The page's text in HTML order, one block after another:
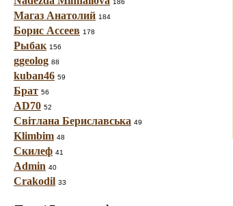
186
Магаз Анатолий 184
Борис Ассеев 178
Рыбак 156
ggeolog 88
kuban46 59
Брат 56
AD70 52
Світлана Бериславська 49
Klimbim 48
Скилеф 41
Admin 40
Crakodil 33